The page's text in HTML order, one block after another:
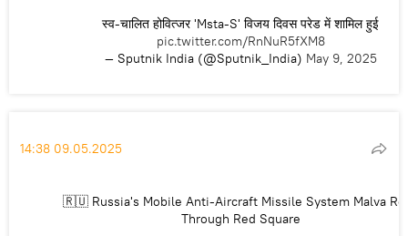
स्व-चालित होवित्जर 'Msta-S' विजय दिवस परेड में शामिल हुई
pic.twitter.com/RnNuR5fXM8
— Sputnik India (@Sputnik_India) May 9, 2025
14:38 09.05.2025
🇷🇺 Russia's Mobile Anti-Aircraft Missile System Malva
Through Red Square